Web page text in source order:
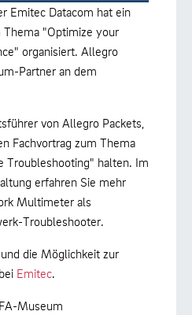
Emitec Datacom hat ein
Thema "Optimize your
organisiert. Allegro
Partner an dem
von Allegro Packets,
Fachvortrag zum Thema
Troubleshooting" halten. Im
erfahren Sie mehr
Multimeter als
Troubleshooter.
die Möglichkeit zur
Emitec.
Museum